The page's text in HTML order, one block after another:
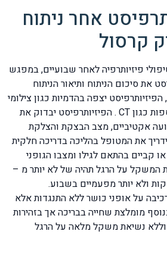
אחר ניתוח
קרסול
פיזיותרפיה לאחר שבועיים, במפגש
את סיכום הניתוח ותיאור הניתוח
יצפה בהדמיות כגון צילומי
רנטגן ובדיקות הדמיה נוספות כגון CT . הפיזיותרפיסט יבדוק את
אקטיביים, מצב הבצקת והצלקת
ידריך את המטופל בהליכה בדריכה חלקית
קביים בהתאם לגילו ומצבו הגופני
המשקל על הרגל תהיה של לא יותר מ –
קילוגרם למשך 5-7 דקות ולא יותר מפעמיים בשבוע.
על אופני כושר ללא התנגדות אלא
מומלצת שחייה בבריכה אך בזהירות
וללא נשיאת משקל מלאה על הרגל